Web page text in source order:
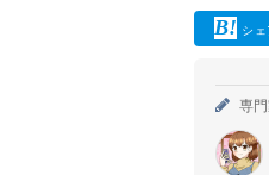
シェ
専